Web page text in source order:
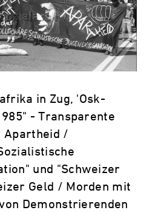
in Zug, 'Osk-
- Transparente
Apartheid /
und "Schweizer
Geld / Morden mit
Demonstrierenden